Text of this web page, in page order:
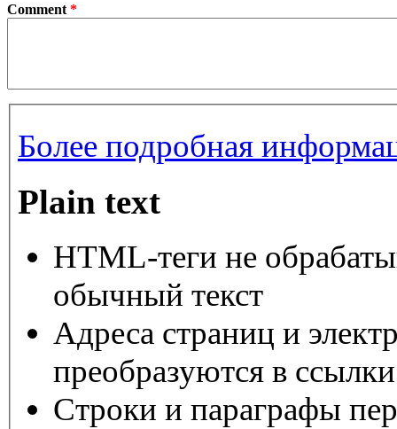
Comment *
Более подробная
Plain text
HTML-теги не
обычный текст
Адреса страниц и
преобразуются в
Строки и параграфы